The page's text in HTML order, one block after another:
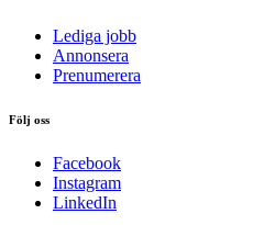
Lediga jobb
Annonsera
Prenumerera
Följ oss
Facebook
Instagram
LinkedIn